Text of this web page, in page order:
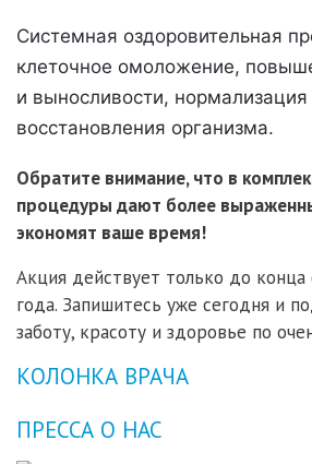
Системная оздоровительная
клеточное омоложение,
и выносливости, нормализация
восстановления организма.
Обратите внимание, что в
процедуры дают более
экономят ваше время!
Акция действует только до конца
года. Запишитесь уже сегодня и
заботу, красоту и здоровье по
КОЛОНКА ВРАЧА
ПРЕССА О НАС